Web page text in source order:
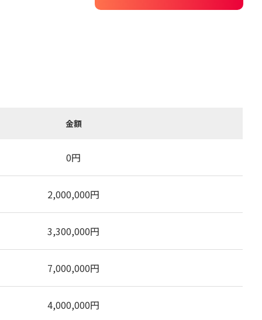
金額
0円
2,000,000円
3,300,000円
7,000,000円
4,000,000円